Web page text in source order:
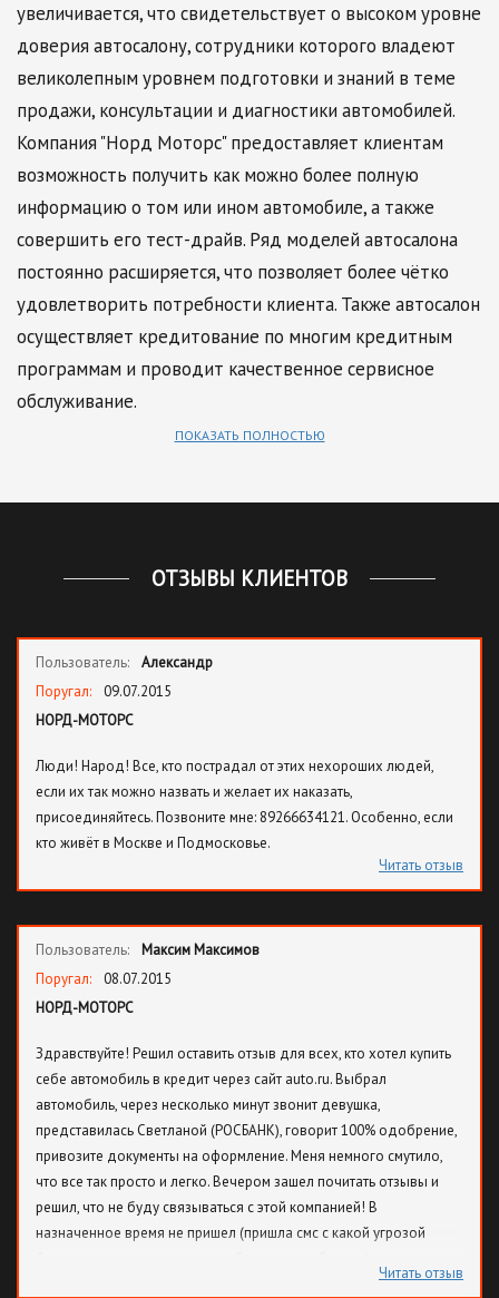
увеличивается, что свидетельствует о высоком уровне
доверия автосалону, сотрудники которого владеют
великолепным уровнем подготовки и знаний в теме
продажи, консультации и диагностики автомобилей.
Компания "Норд Моторс" предоставляет клиентам
возможность получить как можно более полную
информацию о том или ином автомобиле, а также
совершить его тест-драйв. Ряд моделей автосалона
постоянно расширяется, что позволяет более чётко
удовлетворить потребности клиента. Также автосалон
осуществляет кредитование по многим кредитным
программам и проводит качественное сервисное
обслуживание.
ПОКАЗАТЬ ПОЛНОСТЬЮ
ОТЗЫВЫ КЛИЕНТОВ
Пользователь:
Александр
Поругал:
09.07.2015
НОРД-МОТОРС
Люди! Народ! Все, кто пострадал от этих нехороших людей,
если их так можно назвать и желает их наказать,
присоединяйтесь. Позвоните мне: 89266634121. Особенно, если
кто живёт в Москве и Подмосковье.
Читать отзыв
Пользователь:
Максим Максимов
Поругал:
08.07.2015
НОРД-МОТОРС
Здравствуйте! Решил оставить отзыв для всех, кто хотел купить
себе автомобиль в кредит через сайт auto.ru. Выбрал
автомобиль, через несколько минут звонит девушка,
представилась Светланой (РОСБАНК), говорит 100% одобрение,
привозите документы на оформление. Меня немного смутило,
что все так просто и легко. Вечером зашел почитать отзывы и
решил, что не буду связываться с этой компанией! В
назначенное время не пришел (пришла смс с какой угрозой
звонит незнакомый номер и он тоже оказался сотрудником
Читать отзыв